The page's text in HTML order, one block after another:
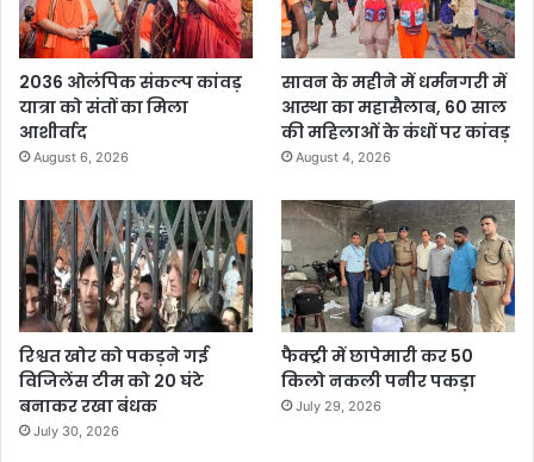
2036 ओलंपिक संकल्प कांवड़
यात्रा को संतों का मिला
आशीर्वाद
August 6, 2026
सावन के महीने में धर्मनगरी में
आस्था का महासैलाब, 60 साल
की महिलाओं के कंधों पर कांवड़
August 4, 2026
रिश्वत खोर को पकड़ने गई
विजिलेंस टीम को 20 घंटे
बनाकर रखा बंधक
July 30, 2026
फैक्ट्री में छापेमारी कर 50
किलो नकली पनीर पकड़ा
July 29, 2026